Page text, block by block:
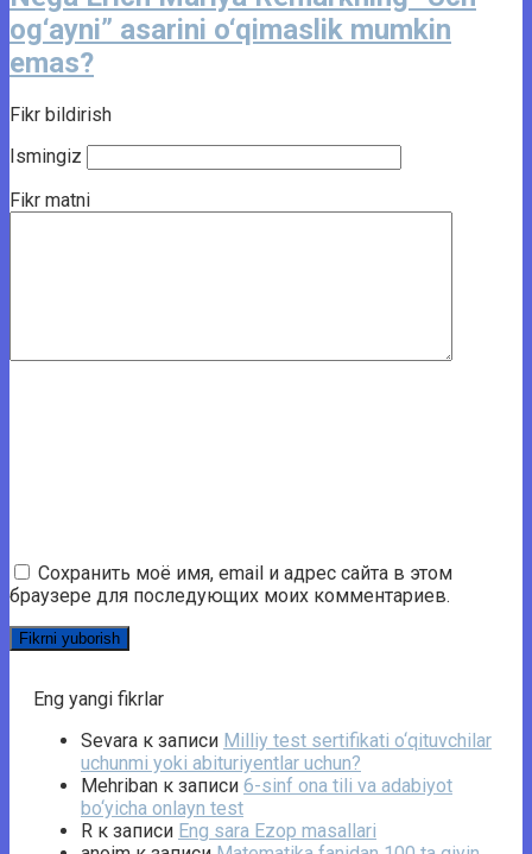
og‘ayni” asarini o‘qimaslik mumkin
emas?
Fikr bildirish
Ismingiz
Fikr matni
Сохранить моё имя, email и адрес сайта в этом
браузере для последующих моих комментариев.
Eng yangi fikrlar
Sevara к записи Milliy test sertifikati o‘qituvchilar
uchunmi yoki abituriyentlar uchun?
Mehriban к записи 6-sinf ona tili va adabiyot
bo‘yicha onlayn test
R к записи Eng sara Ezop masallari